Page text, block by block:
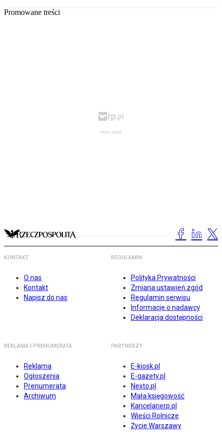
Promowane treści
KONTAKT
O nas
Kontakt
Napisz do nas
REGULAMIN
Polityka Prywatności
Zmiana ustawień zgód
Regulamin serwisu
Informacje o nadawcy
Deklaracja dostępności
REKLAMA I PRENUMERATA
Reklama
Ogłoszenia
Prenumerata
Archiwum
PARTNERZY
E-kiosk.pl
E-gazety.pl
Nexto.pl
Mała księgowość
Kancelarierp.pl
Wieści Rolnicze
Życie Warszawy